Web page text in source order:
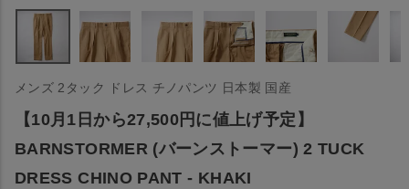
メンズ 2タック ドレス チノパンツ 日本製 国産
【10月1日から27,500円に値上げ予定】
BARNSTORMER (バーンストーマー) 2 TUCK
DRESS CHINO PANT - KHAKI